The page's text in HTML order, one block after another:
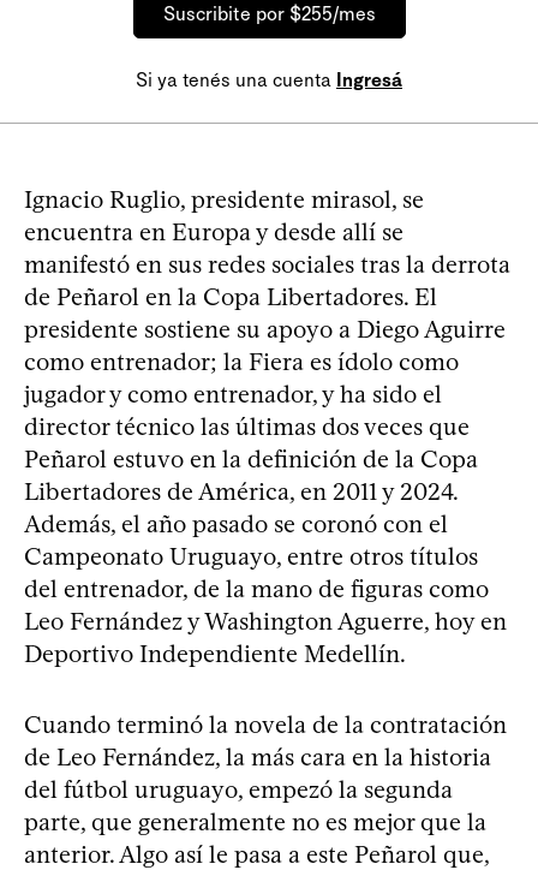
Suscribite por $255/mes
Si ya tenés una cuenta Ingresá
Ignacio Ruglio, presidente mirasol, se
encuentra en Europa y desde allí se
manifestó en sus redes sociales tras la derrota
de Peñarol en la Copa Libertadores. El
presidente sostiene su apoyo a Diego Aguirre
como entrenador; la Fiera es ídolo como
jugador y como entrenador, y ha sido el
director técnico las últimas dos veces que
Peñarol estuvo en la definición de la Copa
Libertadores de América, en 2011 y 2024.
Además, el año pasado se coronó con el
Campeonato Uruguayo, entre otros títulos
del entrenador, de la mano de figuras como
Leo Fernández y Washington Aguerre, hoy en
Deportivo Independiente Medellín.
Cuando terminó la novela de la contratación
de Leo Fernández, la más cara en la historia
del fútbol uruguayo, empezó la segunda
parte, que generalmente no es mejor que la
anterior. Algo así le pasa a este Peñarol que,